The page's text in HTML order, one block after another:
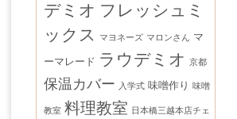
デミオ フレッシュミ
ックス
マヨネーズ マロンさん マ
ーマレード ラウデミオ 京都
保温カバー 入学式 味噌作り 味噌
教室 料理教室 日本橋三越本店チェ